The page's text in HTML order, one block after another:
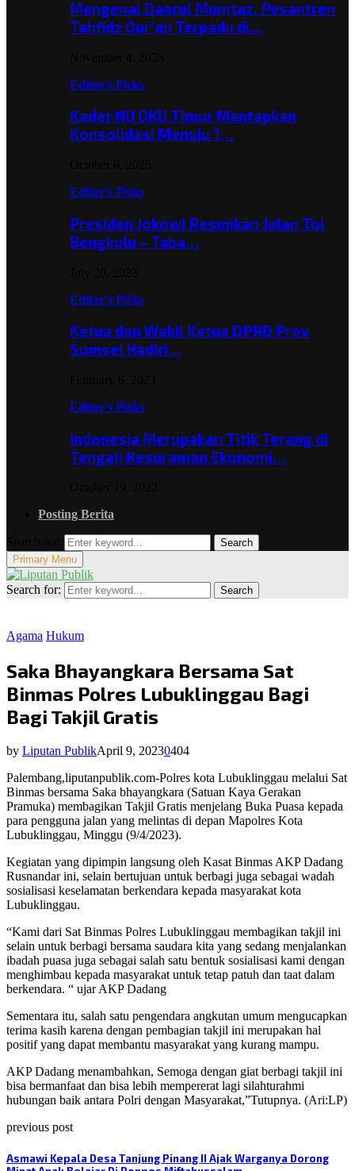
Mengenal Daarul Mumtaz, Pesantren
Tahfidz Qur’an Terpadu di…
Editor's Picks
Kader NU OKU Timur Mantapkan
Konsolidasi Menuju 1…
Editor's Picks
Presiden Jokowi Resmikan Jalan Tol
Bengkulu – Taba…
Editor's Picks
Ketua dan Wakil Ketua DPRD Prov
Sumsel Hadiri…
Editor's Picks
Indonesia Merupakan Titik Terang di
Tengah Kesuraman Ekonomi…
Posting Berita
Search
Primary Menu
Search for: Search
Agama Hukum
Saka Bhayangkara Bersama Sat
Binmas Polres Lubuklinggau Bagi
Bagi Takjil Gratis
by Liputan PublikApril 9, 20230404
Palembang,liputanpublik.com-Polres kota Lubuklinggau melalui Sat
Binmas bersama Saka bhayangkara (Satuan Kaya Gerakan
Pramuka) membagikan Takjil Gratis menjelang Buka Puasa kepada
para pengguna jalan yang melintas di depan Mapolres Kota
Lubuklinggau, Minggu (9/4/2023).
Kegiatan yang dipimpin langsung oleh Kasat Binmas AKP Dadang
Rusnandar ini, selain bertujuan untuk berbagi juga sebagai wadah
sosialisasi keselamatan berkendara kepada masyarakat kota
Lubuklinggau.
“Kami dari Sat Binmas Polres Lubuklinggau membagikan takjil ini
selain untuk berbagi bersama saudara kita yang sedang menjalankan
ibadah puasa juga sebagai salah satu bentuk sosialisasi kami dengan
menghimbau kepada masyarakat untuk tetap patuh dan taat dalam
berkendara. “ ujar AKP Dadang
Sementara itu, salah satu pengendara angkutan umum mengucapkan
terima kasih karena dengan pembagian takjil ini merupakan hal
positif yang dapat membantu masyarakat yang kurang mampu.
AKP Dadang menambahkan, Semoga dengan giat berbagi takjil ini
bisa bermanfaat dan bisa lebih mempererat lagi silahturahmi
hubungan baik antara Polri dengan Masyarakat,”Tutupnya. (Ari:LP)
previous post
Asmawi Kepala Desa Tanjung Pinang II Ajak Warganya Dorong